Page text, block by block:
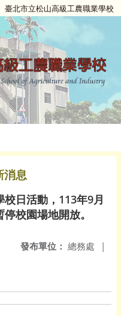
臺北市立松山高級工農職業學校
消息
日活動，113年9月
校園場地開放。
發布單位： 總務處 |